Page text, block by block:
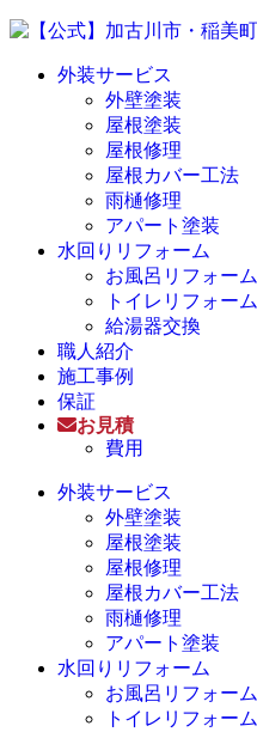
外装サービス
外壁塗装
屋根塗装
屋根修理
屋根カバー工法
雨樋修理
アパート塗装
水回りリフォーム
お風呂リフォーム
トイレリフォーム
給湯器交換
職人紹介
施工事例
保証
お見積
費用
外装サービス
外壁塗装
屋根塗装
屋根修理
屋根カバー工法
雨樋修理
アパート塗装
水回りリフォーム
お風呂リフォーム
トイレリフォーム